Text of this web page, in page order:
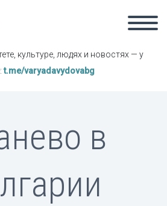
культуре, людях и новостях — у
t.me/varyadavydovabg
в